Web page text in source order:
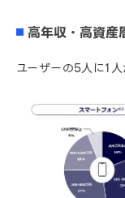
高年収・高資産
ユーザーの5人に1